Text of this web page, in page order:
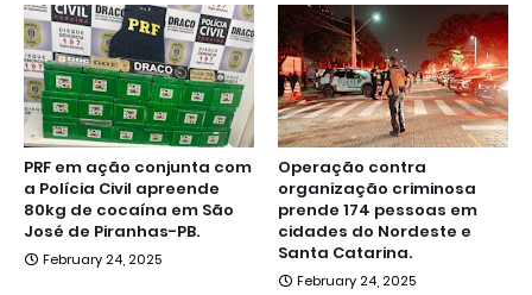
PRF em ação conjunta com
a Polícia Civil apreende
80kg de cocaína em São
José de Piranhas-PB.
February 24, 2025
Operação contra
organização criminosa
prende 174 pessoas em
cidades do Nordeste e
Santa Catarina.
February 24, 2025